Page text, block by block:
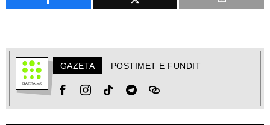
GAZETA POSTIMET E FUNDIT